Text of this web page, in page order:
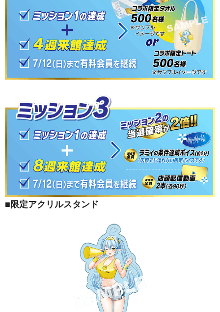
■限定アクリルスタンド